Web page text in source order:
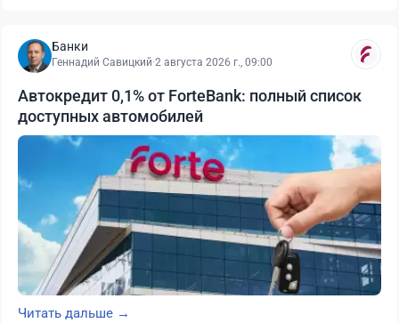
Банки
Геннадий Савицкий·2 августа 2026 г., 09:00
Автокредит 0,1% от ForteBank: полный список
доступных автомобилей
Читать дальше →